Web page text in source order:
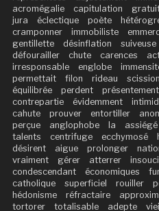
acromégalie
capitulation
jura
éclectique poète
cramponner
immobiliste
gentillette
désinflation suiveuse
défourailler
chute carences
irresponsable
englobe
permettait
filon rideau scission
équilibrée
perdent présentement
contrepartie
évidemment
cahute
prouver entortiller
perçue
anglophobe la assiégé
talents
centrifuge ecchymosé
désirent
aigue prolonger
vraiment
gérer atterrer
condescendant
économiques
catholique
superficiel rouiller
hédonisme
réfractaire
tortorer
totalisable adepte